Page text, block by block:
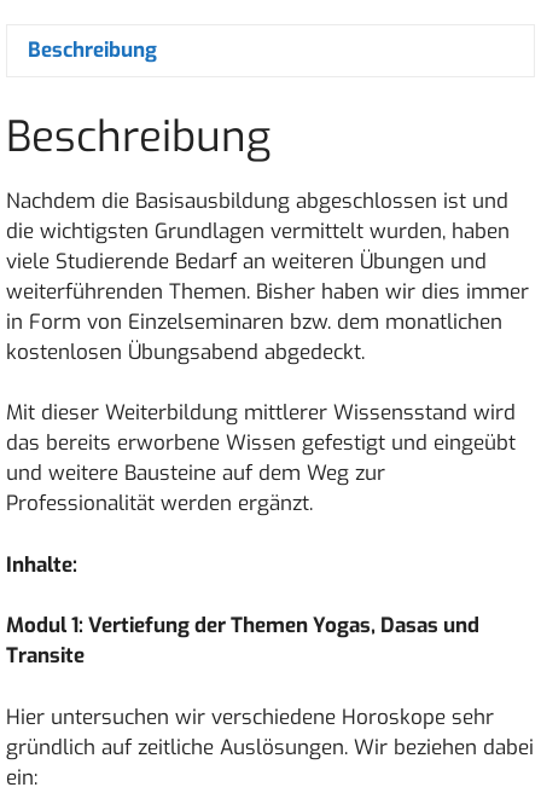
Beschreibung
Beschreibung
Nachdem die Basisausbildung abgeschlossen ist und
die wichtigsten Grundlagen vermittelt wurden, haben
viele Studierende Bedarf an weiteren Übungen und
weiterführenden Themen. Bisher haben wir dies immer
in Form von Einzelseminaren bzw. dem monatlichen
kostenlosen Übungsabend abgedeckt.
Mit dieser Weiterbildung mittlerer Wissensstand wird
das bereits erworbene Wissen gefestigt und eingeübt
und weitere Bausteine auf dem Weg zur
Professionalität werden ergänzt.
Inhalte:
Modul 1: Vertiefung der Themen Yogas, Dasas und
Transite
Hier untersuchen wir verschiedene Horoskope sehr
gründlich auf zeitliche Auslösungen. Wir beziehen dabei
ein: